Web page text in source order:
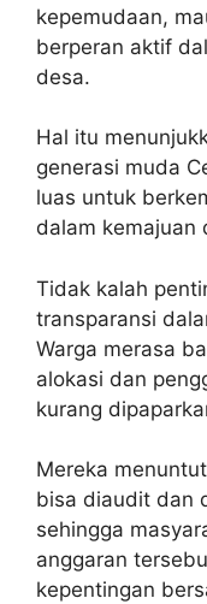
kepemudaan,
berperan aktif
desa.
Hal itu
generasi muda
luas untuk
dalam kemajuan
Tidak kalah
transparansi
Warga merasa
alokasi dan
kurang
Mereka
bisa diaudit dan
sehingga
anggaran
kepentingan